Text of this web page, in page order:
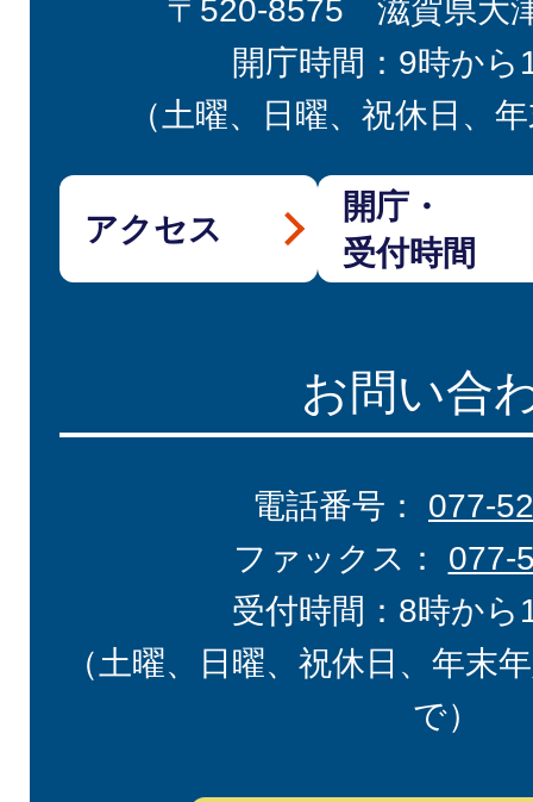
〒520-8575 滋賀県大
開庁時間：9時から
（土曜、日曜、祝休日、
アクセス
開庁・
受付時間
お問い合
電話番号： 077-
ファックス： 077-
受付時間：8時から
（土曜、日曜、祝休日、年末
で）